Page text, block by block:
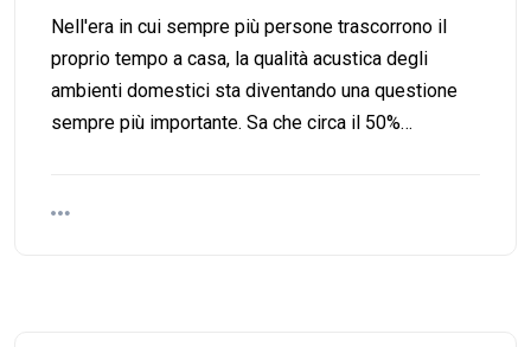
Nell'era in cui sempre più persone trascorrono il
proprio tempo a casa, la qualità acustica degli
ambienti domestici sta diventando una questione
sempre più importante. Sa che circa il 50%…